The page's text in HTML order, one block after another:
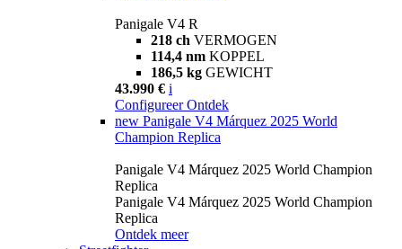
Panigale V4 R
218 ch VERMOGEN
114,4 nm KOPPEL
186,5 kg GEWICHT
43.990 € i
Configureer Ontdek
new Panigale V4 Márquez 2025 World
Champion Replica
Panigale V4 Márquez 2025 World Champion
Replica
Panigale V4 Márquez 2025 World Champion
Replica
Ontdek meer